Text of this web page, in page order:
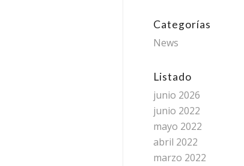
Categorías
News
Listado
junio 2026
junio 2022
mayo 2022
abril 2022
marzo 2022